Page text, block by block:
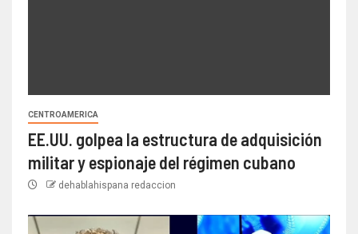
CENTROAMERICA
EE.UU. golpea la estructura de adquisición
militar y espionaje del régimen cubano
dehablahispana redaccion